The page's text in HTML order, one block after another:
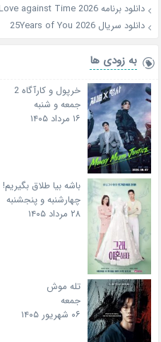
دانلود برنامه Love against Time 2026
دانلود سریال 25Years of You 2026
به زودی ها
خرپول و کارآگاه 2
جمعه و شنبه
۱۶ مرداد ۱۴۰۵
باشه بیا طلاق بگیریم!
چهارشنبه و پنجشنبه
۲۸ مرداد ۱۴۰۵
تله موش
جمعه
۰۶ شهریور ۱۴۰۵